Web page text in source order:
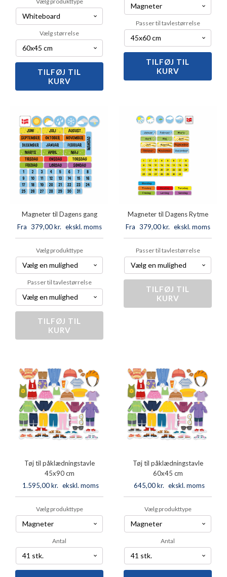
Vælg størrelse
Whiteboardtavle
-
Påklædningstavle,
antal
TILFØJ TIL
KURV
Passer til tavlestørrelse
Magneter
til
Dagen
TILFØJ TIL
KURV
Magneter til Dagens gang
Fra 379,00kr. ekskl. moms
Vælg produkttype
Passer til tavlestørrelse
Magneter
til
Dagens
TILFØJ TIL
KURV
Magneter til Dagens Rytme
Fra 379,00kr. ekskl. moms
Passer til tavlestørrelse
Magneter
til
Dagens
TILFØJ TIL
KURV
Tøj til påklædningstavle
45x90 cm
1.595,00kr. ekskl. moms
Vælg produkttype
Antal
Tøj til påklædningstavle
60x45 cm
645,00kr. ekskl. moms
Vælg produkttype
Antal